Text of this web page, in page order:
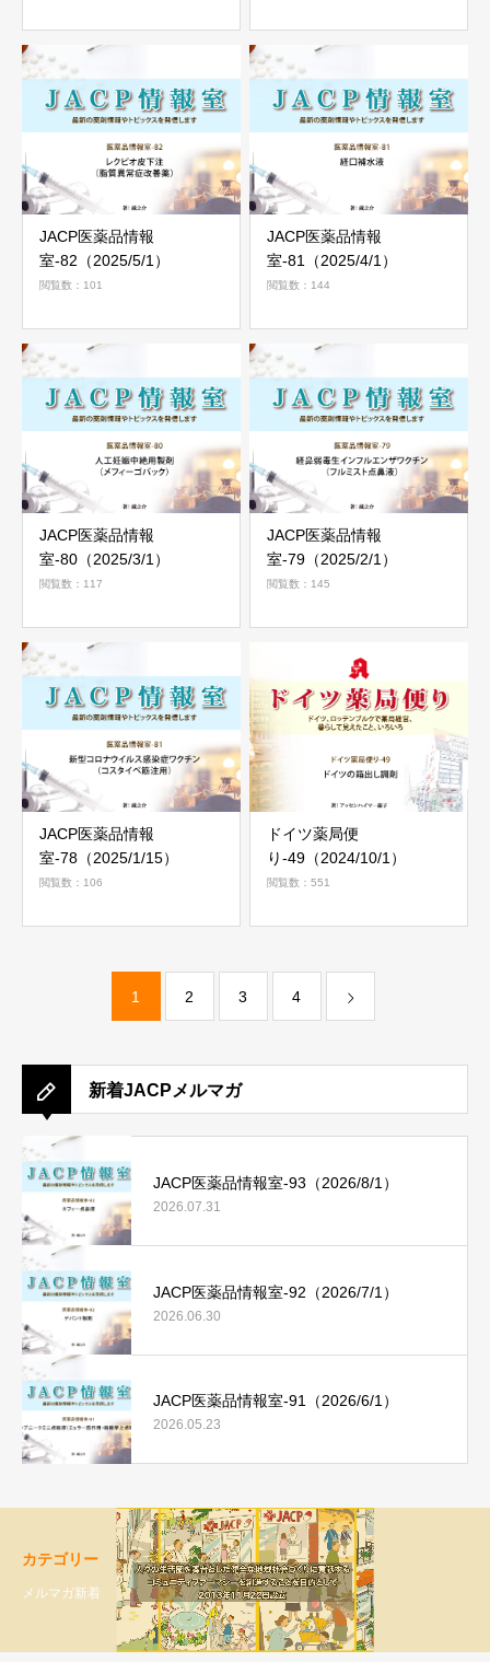
JACP医薬品情報
室-82（2025/5/1）
閲覧数：101
JACP医薬品情報
室-81（2025/4/1）
閲覧数：144
JACP医薬品情報
室-80（2025/3/1）
閲覧数：117
JACP医薬品情報
室-79（2025/2/1）
閲覧数：145
JACP医薬品情報
室-78（2025/1/15）
閲覧数：106
ドイツ薬局便
り-49（2024/10/1）
閲覧数：551
1 2 3 4
新着JACPメルマガ
JACP医薬品情報室-93（2026/8/1）
2026.07.31
JACP医薬品情報室-92（2026/7/1）
2026.06.30
JACP医薬品情報室-91（2026/6/1）
2026.05.23
カテゴリー
メルマガ新着